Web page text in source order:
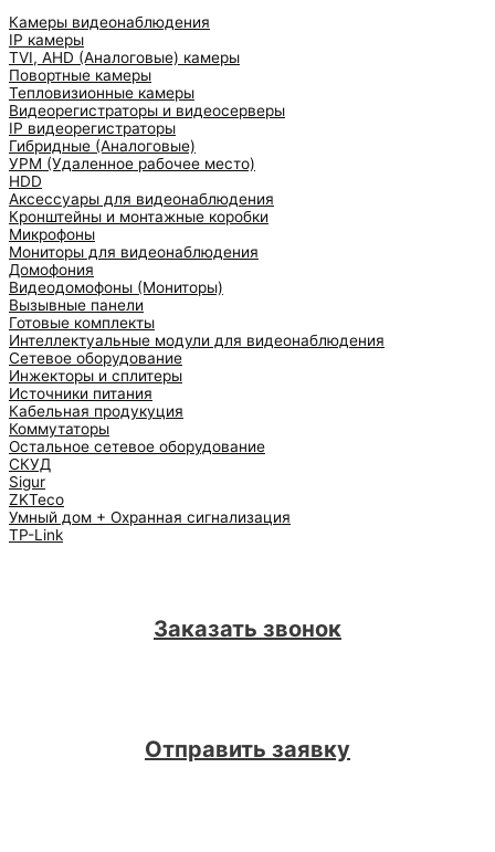
Камеры видеонаблюдения
IP камеры
TVI, AHD (Аналоговые) камеры
Повортные камеры
Тепловизионные камеры
Видеорегистраторы и видеосерверы
IP видеорегистраторы
Гибридные (Аналоговые)
УРМ (Удаленное рабочее место)
HDD
Аксессуары для видеонаблюдения
Кронштейны и монтажные коробки
Микрофоны
Мониторы для видеонаблюдения
Домофония
Видеодомофоны (Мониторы)
Вызывные панели
Готовые комплекты
Интеллектуальные модули для видеонаблюдения
Сетевое оборудование
Инжекторы и сплитеры
Источники питания
Кабельная продукуция
Коммутаторы
Остальное сетевое оборудование
СКУД
Sigur
ZKTeco
Умный дом + Охранная сигнализация
TP-Link
Заказать звонок
Отправить заявку